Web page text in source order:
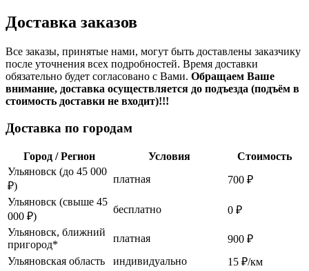
Доставка заказов
Все заказы, принятые нами, могут быть доставлены заказчику
после уточнения всех подробностей. Время доставки
обязательно будет согласовано с Вами. Обращаем Ваше
внимание, доставка осуществляется до подъезда (подъём в
стоимость доставки не входит)!!!
Доставка по городам
Город / Регион Условия
Стоимость
Ульяновск (до 45 000
₽)
платная
700 ₽
Ульяновск (свыше 45
000 ₽)
бесплатно
0 ₽
Ульяновск, ближний
пригород*
платная
900 ₽
Ульяновская область
индивидуально
15 ₽/км